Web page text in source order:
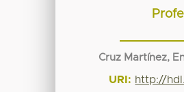
Cruz Martínez,
URI: http://